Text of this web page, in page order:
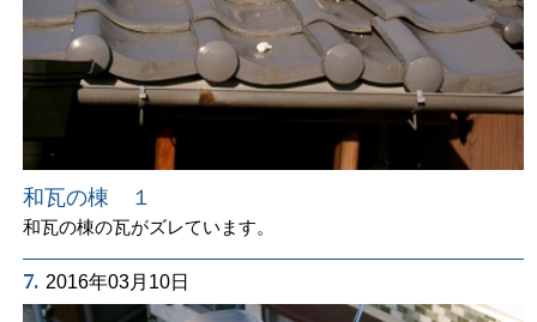
和瓦の棟 １
和瓦の棟の瓦がズレています。
7. 2016年03月10日